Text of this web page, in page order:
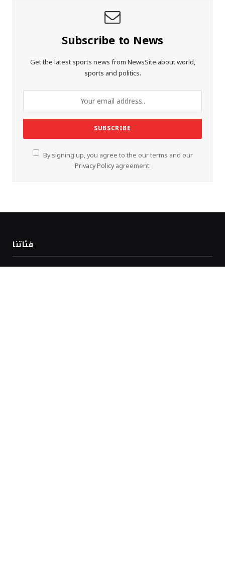
Subscribe to News
Get the latest sports news from NewsSite about world,
sports and politics.
By signing up, you agree to the our terms and our
Privacy Policyagreement.
فئاتنا